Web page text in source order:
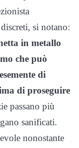
si notano:
in metallo
che può
di
di proseguire
passano più
sanificati.
nonostante